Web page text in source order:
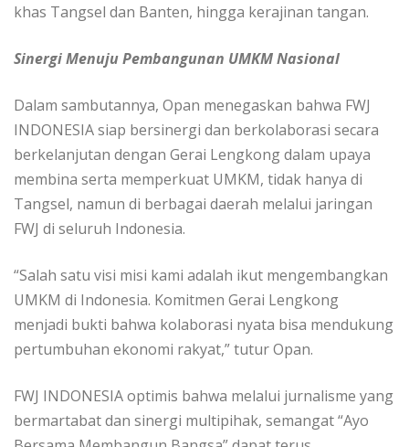
khas Tangsel dan Banten, hingga kerajinan tangan.
Sinergi Menuju Pembangunan UMKM Nasional
Dalam sambutannya, Opan menegaskan bahwa FWJ
INDONESIA siap bersinergi dan berkolaborasi secara
berkelanjutan dengan Gerai Lengkong dalam upaya
membina serta memperkuat UMKM, tidak hanya di
Tangsel, namun di berbagai daerah melalui jaringan
FWJ di seluruh Indonesia.
“Salah satu visi misi kami adalah ikut mengembangkan
UMKM di Indonesia. Komitmen Gerai Lengkong
menjadi bukti bahwa kolaborasi nyata bisa mendukung
pertumbuhan ekonomi rakyat,” tutur Opan.
FWJ INDONESIA optimis bahwa melalui jurnalisme yang
bermartabat dan sinergi multipihak, semangat “Ayo